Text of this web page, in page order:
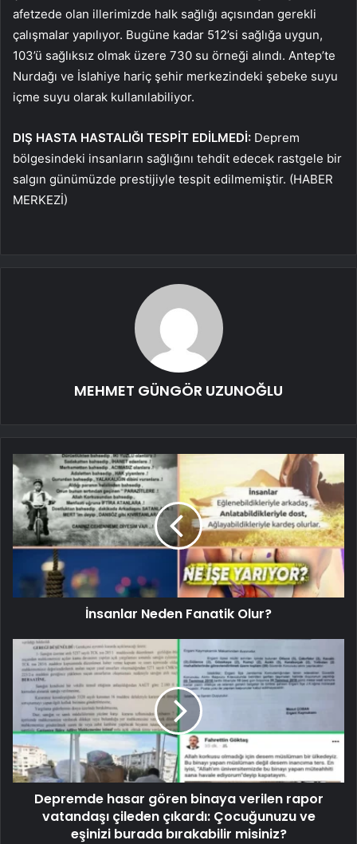
afetzede olan illerimizde halk sağlığı açısından gerekli
çalışmalar yapılıyor. Bugüne kadar 512’si sağlığa uygun,
103’ü sağlıksız olmak üzere 730 su örneği alındı. Antep’te
Nurdağı ve İslahiye hariç şehir merkezindeki şebeke suyu
içme suyu olarak kullanılabiliyor.
DIŞ HASTA HASTALIĞI TESPİT EDİLMEDİ: Deprem
bölgesindeki insanların sağlığını tehdit edecek rastgele bir
salgın günümüzde prestijiyle tespit edilmemiştir. (HABER
MERKEZİ)
MEHMET GÜNGÖR UZUNOĞLU
İnsanlar Neden Fanatik Olur?
Depremde hasar gören binaya verilen rapor
vatandaşı çileden çıkardı: Çocuğunuzu ve
eşinizi burada bırakabilir misiniz?